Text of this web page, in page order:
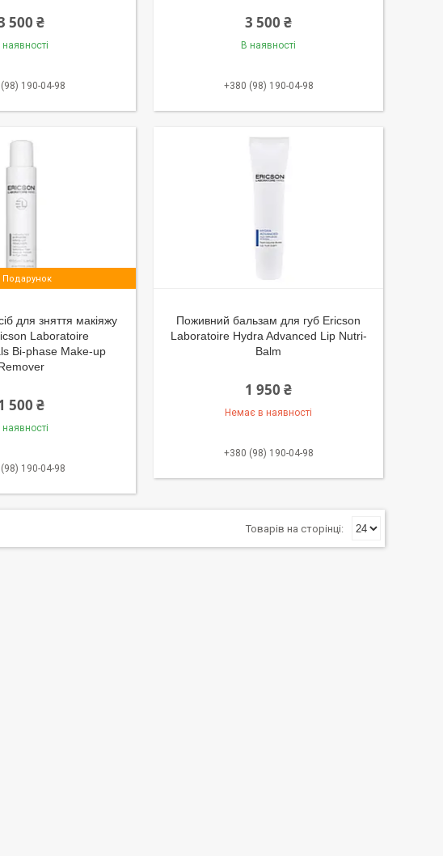
500 ₴
наявності
190-04-98
3 500 ₴
В наявності
+380 (98) 190-04-98
Подарунок
для зняття макіяжу
Laboratoire
Bi-phase Make-up
500 ₴
наявності
190-04-98
Поживний бальзам для губ Ericson
Laboratoire Hydra Advanced Lip Nutri-
Balm
1 950 ₴
Немає в наявності
+380 (98) 190-04-98